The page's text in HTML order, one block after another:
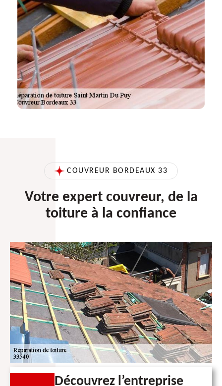
COUVREUR BORDEAUX 33
Votre expert couvreur, de la
toiture à la confiance
Découvrez l’entreprise